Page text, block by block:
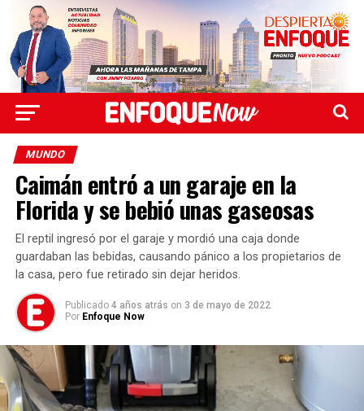
MUNDO
Caimán entró a un garaje en la
Florida y se bebió unas gaseosas
El reptil ingresó por el garaje y mordió una caja donde
guardaban las bebidas, causando pánico a los propietarios de
la casa, pero fue retirado sin dejar heridos.
Publicado 4 años atrás on 3 de mayo de 2022
Por Enfoque Now